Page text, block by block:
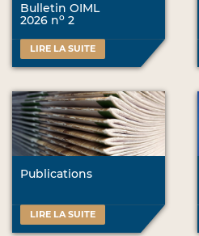
Bulletin OIML
2026 no 2
LIRE LA SUITE
Publications
LIRE LA SUITE